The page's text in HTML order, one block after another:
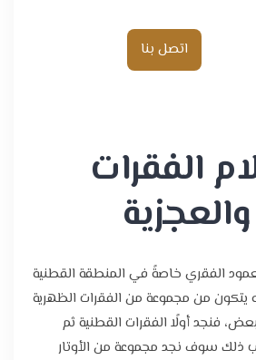
اتصل بنا
الفقرات
الفقري خاصةً في المنطقة القطنية
يتكون من مجموعة من الفقرات الظهرية
فنجد أولًا الفقرات القطنية ثم
ذلك سوف نجد مجموعة من الأوتار